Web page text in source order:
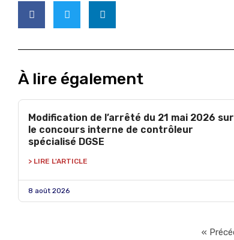
À lire également
Modification de l’arrêté du 21 mai 2026 sur
le concours interne de contrôleur
spécialisé DGSE
> LIRE L'ARTICLE
8 août 2026
«